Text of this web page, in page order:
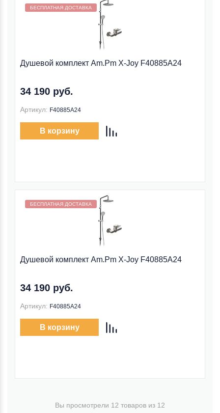
БЕСПЛАТНАЯ ДОСТАВКА
Душевой комплект Am.Pm X-Joy F40885A24
34 190 руб.
Артикул: F40885A24
В корзину
БЕСПЛАТНАЯ ДОСТАВКА
Душевой комплект Am.Pm X-Joy F40885A24
34 190 руб.
Артикул: F40885A24
В корзину
Вы просмотрели 12 товаров из 12